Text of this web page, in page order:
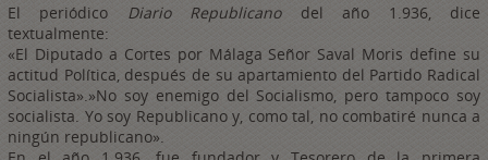
El periódico Diario Republicanodel año 1.936, dice
textualmente:
«El Diputado a Cortes por Málaga Señor Saval Moris define su
actitud Política, después de su apartamiento del Partido Radical
Socialista».»No soy enemigo del Socialismo, pero tampoco soy
socialista. Yo soy Republicano y, como tal, no combatiré nunca a
ningún republicano».